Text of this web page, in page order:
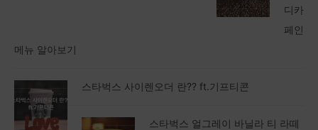
디카
페인
메뉴 알아보기
스타벅스 사이렌오더 란?? ft.기프티콘
스타벅스 얼그레이 바닐라 티 라떼